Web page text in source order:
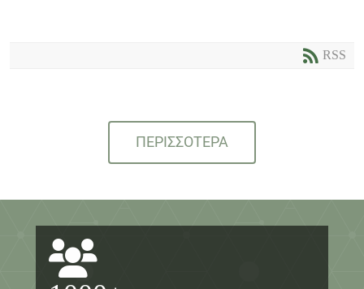
RSS
ΠΕΡΙΣΣΟΤΕΡΑ